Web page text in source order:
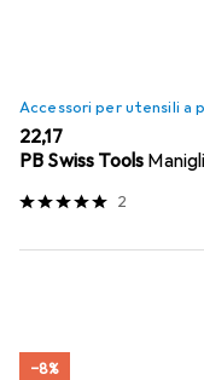
Accessori per utensili a
EUR
22,17
PB Swiss Tools
2
−8%